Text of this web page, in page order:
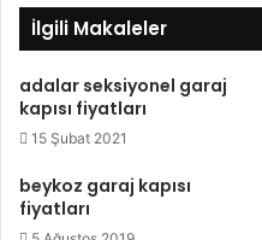
İlgili Makaleler
adalar seksiyonel garaj
kapısı fiyatları
15 Şubat 2021
beykoz garaj kapısı
fiyatları